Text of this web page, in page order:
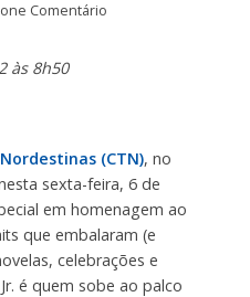
Comentário
às 8h50
(CTN), no
sexta-feira, 6 de
em homenagem ao
que embalaram (e
celebrações e
é quem sobe ao palco